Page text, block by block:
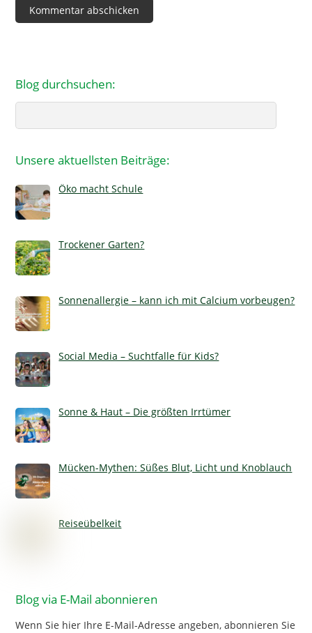
Blog durchsuchen:
Unsere aktuellsten Beiträge:
Öko macht Schule
Trockener Garten?
Sonnenallergie – kann ich mit Calcium vorbeugen?
Social Media – Suchtfalle für Kids?
Sonne & Haut – Die größten Irrtümer
Mücken-Mythen: Süßes Blut, Licht und Knoblauch
Reiseübelkeit
Blog via E-Mail abonnieren
Wenn Sie hier Ihre E-Mail-Adresse angeben, abonnieren Sie